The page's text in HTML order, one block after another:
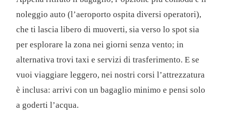
noleggio auto (l’aeroporto ospita diversi operatori),
che ti lascia libero di muoverti, sia verso lo spot sia
per esplorare la zona nei giorni senza vento; in
alternativa trovi taxi e servizi di trasferimento. E se
vuoi viaggiare leggero, nei nostri corsi l’attrezzatura
è inclusa: arrivi con un bagaglio minimo e pensi solo
a goderti l’acqua.